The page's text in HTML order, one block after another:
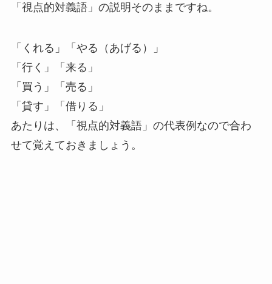
「視点的対義語」の説明そのままですね。
「くれる」「やる（あげる）」
「行く」「来る」
「買う」「売る」
「貸す」「借りる」
あたりは、「視点的対義語」の代表例なので合わ
せて覚えておきましょう。